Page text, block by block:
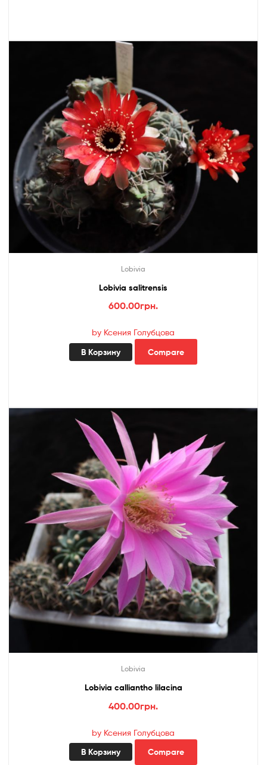
Lobivia
Lobivia salitrensis
600.00грн.
by Ксения Голубцова
В Корзину Compare
Lobivia
Lobivia calliantho lilacina
400.00грн.
by Ксения Голубцова
В Корзину Compare